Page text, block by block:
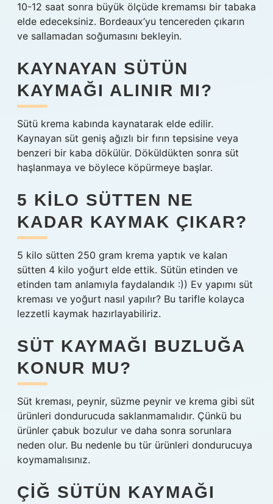
10-12 saat sonra büyük ölçüde kremamsı bir tabaka
elde edeceksiniz. Bordeaux’yu tencereden çıkarın
ve sallamadan soğumasını bekleyin.
KAYNAYAN SÜTÜN
KAYMAĞI ALINIR MI?
Sütü krema kabında kaynatarak elde edilir.
Kaynayan süt geniş ağızlı bir fırın tepsisine veya
benzeri bir kaba dökülür. Döküldükten sonra süt
haşlanmaya ve böylece köpürmeye başlar.
5 KILO SÜTTEN NE
KADAR KAYMAK ÇIKAR?
5 kilo sütten 250 gram krema yaptık ve kalan
sütten 4 kilo yoğurt elde ettik. Sütün etinden ve
etinden tam anlamıyla faydalandık :)) Ev yapımı süt
kreması ve yoğurt nasıl yapılır? Bu tarifle kolayca
lezzetli kaymak hazırlayabiliriz.
SÜT KAYMAĞI BUZLUĞA
KONUR MU?
Süt kreması, peynir, süzme peynir ve krema gibi süt
ürünleri dondurucuda saklanmamalıdır. Çünkü bu
ürünler çabuk bozulur ve daha sonra sorunlara
neden olur. Bu nedenle bu tür ürünleri dondurucuya
koymamalısınız.
ÇIĞ SÜTÜN KAYMAĞI